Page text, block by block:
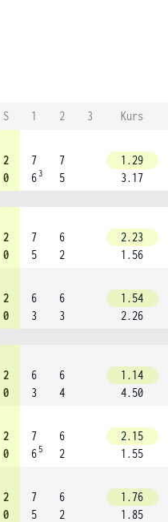
S 1 2 3
Kurs
2
0
7
6 3
7
5
1.29
3.17
2
0
7
5
6
2
2.23
1.56
2
0
6
3
6
3
1.54
2.26
2
0
6
3
6
4
1.14
4.50
2
0
7
6 5
6
2
2.15
1.55
2
0
7
5
6
2
1.76
1.85